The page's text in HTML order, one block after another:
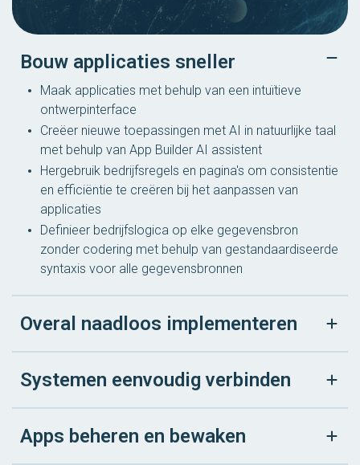
Bouw applicaties sneller
Maak applicaties met behulp van een intuïtieve
ontwerpinterface
Creëer nieuwe toepassingen met AI in natuurlijke taal
met behulp van App Builder AI assistent
Hergebruik bedrijfsregels en pagina's om consistentie
en efficiëntie te creëren bij het aanpassen van
applicaties
Definieer bedrijfslogica op elke gegevensbron
zonder codering met behulp van gestandaardiseerde
syntaxis voor alle gegevensbronnen
Overal naadloos implementeren
Systemen eenvoudig verbinden
Apps beheren en bewaken